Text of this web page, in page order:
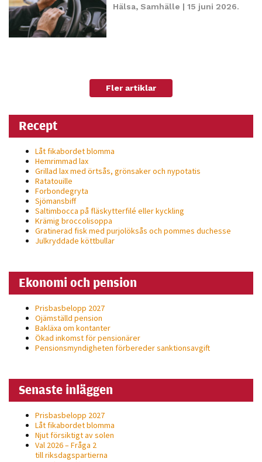
Hälsa, Samhälle | 15 juni 2026.
Fler artiklar
Recept
Låt fikabordet blomma
Hemrimmad lax
Grillad lax med örtsås, grönsaker och nypotatis
Ratatouille
Forbondegryta
Sjömansbiff
Saltimbocca på fläsk­ytterfilé eller kyckling
Krämig broccolisoppa
Gratinerad fisk med purjolöksås och pommes duchesse
Julkryddade köttbullar
Ekonomi och pension
Prisbasbelopp 2027
Ojämställd pension
Bakläxa om kontanter
Ökad inkomst för pensionärer
Pensionsmyndigheten förbereder sanktionsavgift
Senaste inläggen
Prisbasbelopp 2027
Låt fikabordet blomma
Njut försiktigt av solen
Val 2026 – Fråga 2
till riksdagspartierna